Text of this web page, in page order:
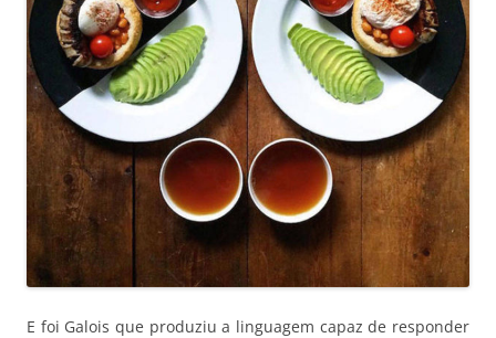
E foi Galois que produziu a linguagem capaz de responder